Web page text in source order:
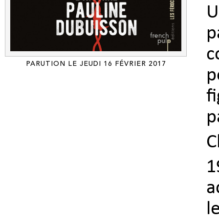
PARUTION LE JEUDI 16 FÉVRIER 2017